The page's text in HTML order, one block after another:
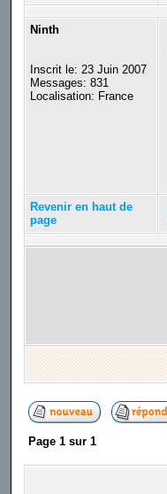
Ninth
Inscrit le: 23 Juin 2007
Messages: 831
Localisation: France
Revenir en haut de
page
Page 1sur 1